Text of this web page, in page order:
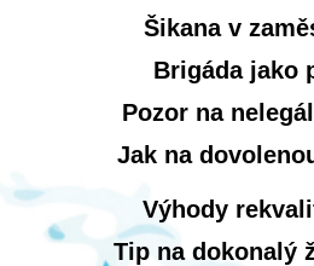
Šikana v
Brigáda jako
Pozor na
Jak na
Výhody
Tip na dokonalý